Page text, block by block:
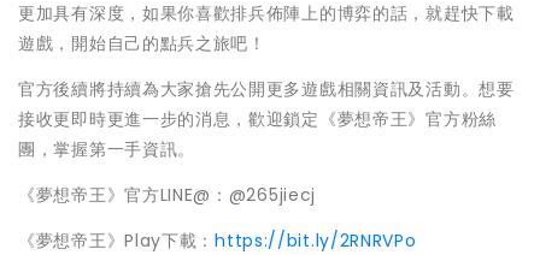
更加具有深度，如果你喜歡排兵佈陣上的博弈的話，就趕快下載
遊戲，開始自己的點兵之旅吧！
官方後續將持續為大家搶先公開更多遊戲相關資訊及活動。想要
接收更即時更進一步的消息，歡迎鎖定《夢想帝王》官方粉絲
團，掌握第一手資訊。
《夢想帝王》官方LINE@：@265jiecj
《夢想帝王》Play下載：https://bit.ly/2RNRVPo